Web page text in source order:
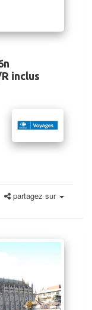
inclus
partagez sur